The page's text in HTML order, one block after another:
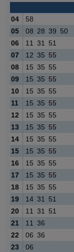
04
58
05
08 28 39 50
06
11 31 51
07
12 35 55
08
15 35 55
09
15 35 55
10
15 35 55
11
15 35 55
12
15 35 55
13
15 35 55
14
15 35 55
15
15 35 55
16
15 35 55
17
15 35 55
18
15 35 55
19
14 31 51
20
11 31 51
21
11 36
22
06 36
23
06